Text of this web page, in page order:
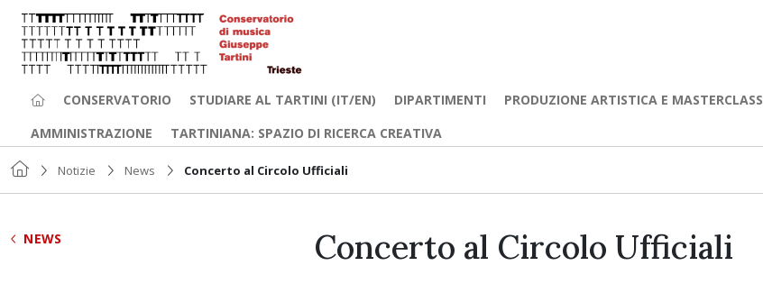
CONSERVATORIO STUDIARE AL TARTINI (IT/EN) DIPARTIMENTI PRODUZIONE ARTISTICA E MASTERCLASS
AMMINISTRAZIONE
TARTINIANA: SPAZIO DI RICERCA CREATIVA
Notizie News Concerto al Circolo Ufficiali
NEWS Concerto al Circolo Ufficiali